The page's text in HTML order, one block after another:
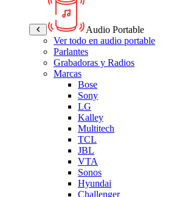
Audio Portable
Ver todo en audio portable
Parlantes
Grabadoras y Radios
Marcas
Bose
Sony
LG
Kalley
Multitech
TCL
JBL
VTA
Sonos
Hyundai
Challenger